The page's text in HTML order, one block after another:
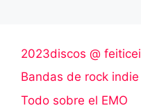
2023discos @
Bandas de rock
Todo sobre el EMO